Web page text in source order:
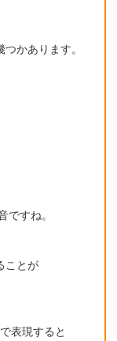
かあります。
ですね。
ことが
表現すると